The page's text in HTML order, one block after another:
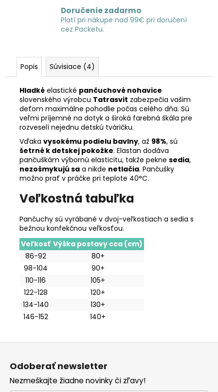
Doručenie zadarmo
Platí pri nákupe nad 99€ pri doručení
cez Packetu.
Popis Súvisiace (4)
Hladké elastické pančuchové nohavice
slovenského výrobcu Tatrasvit zabezpečia vašim
deťom maximálne pohodlie počas celého dňa. Sú
veľmi príjemné na dotyk a široká farebná škála pre
rozveselí nejednu detskú tváričku.
Vďaka vysokému podielu bavlny, až 98%, sú
šetrné k detskej pokožke. Elastan dodáva
pančuškám výbornú elasticitu, takže pekne sedia,
nezošmykujú sa a nikde netlačia. Pančušky
možno prať v práčke pri teplote 40°C.
Veľkostná tabuľka
Pančuchy sú vyrábané v dvoj-veľkostiach a sedia s
bežnou konfekčnou veľkosťou.
Veľkosť Výška postavy cca (cm)
86-92
80+
98-104
90+
110-116
105+
122-128
120+
134-140
130+
146-152
140+
Odoberať newsletter
Nezmeškajte žiadne novinky či zľavy!